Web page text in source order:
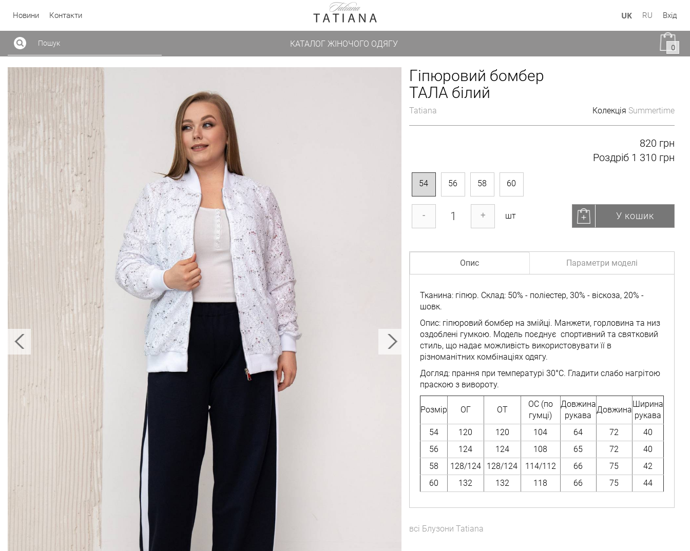
Новини Контакти UK RU Вхід
КАТАЛОГ ЖІНОЧОГО ОДЯГУ 0
Гіпюровий бомбер
ТАЛА білий
Tatiana Колекція Summertime
820 грн
Роздріб 1 310 грн
54 56 58 60
- + шт У кошик
Опис Параметри моделі
Тканина: гіпюр. Склад: 50% - поліестер, 30% - віскоза, 20% -
шовк.
Опис: гіпюровий бомбер на змійці. Манжети, горловина та низ
оздоблені гумкою. Модель поєднує спортивний та святковий
стиль, що надає можливість використовувати її в
різноманітних комбінаціях одягу.
Догляд: прання при температурі 30°C. Гладити слабо нагрітою
праскою з вивороту.
Розмір ОГ ОТ
ОС (по
гумці)
Довжина
рукава
Довжина
Ширина
рукава
54
120 120 104 64 72
40
56
124 124 108 65 72
40
58
128/124 128/124 114/112 66 75
42
60
132 132 118 66 75 44
всі Блузони Tatiana